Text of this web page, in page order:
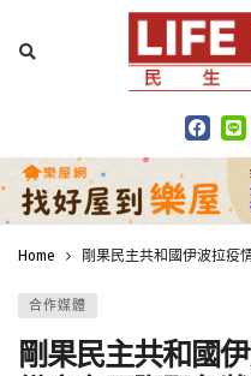
Home 剛果民主共和國伊波拉疫
合作媒體
剛果民主共和國